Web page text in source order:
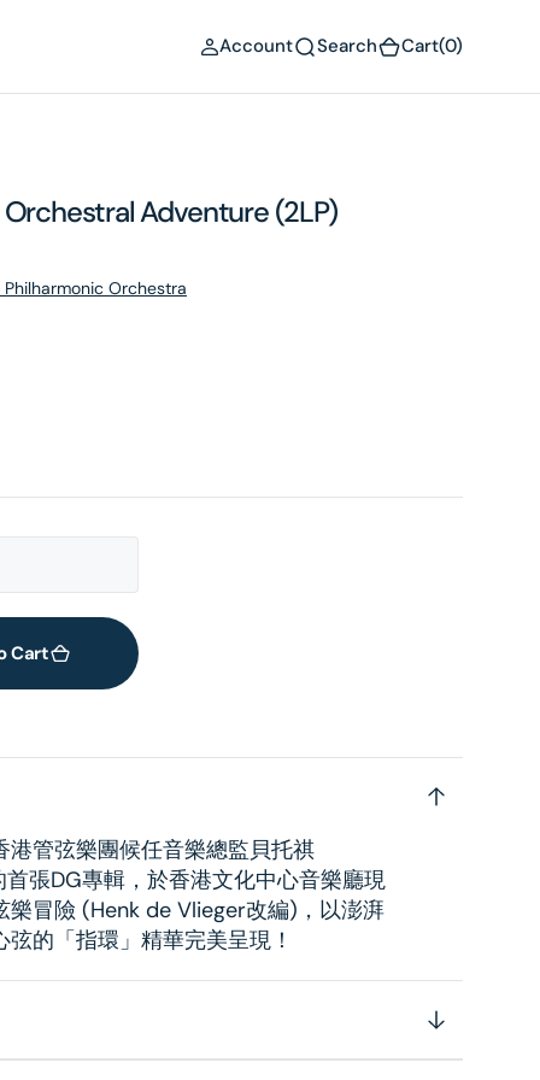
Account Search Cart(0)
Adventure (2LP)
Philharmonic Orchestra
Cart
管弦樂團候任音樂總監貝托祺
張DG專輯，於香港文化中心音樂廳現
樂冒險 (Henk de Vlieger改編)，以澎湃
的「指環」精華完美呈現！